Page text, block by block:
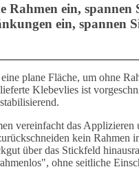
Rahmen ein, spannen
ein, spannen
plane Fläche, um ohne
Klebevlies ist
vereinfacht das
kein Rahmen
über das Stickfeld
ohne seitliche